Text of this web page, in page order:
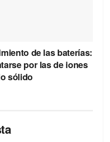
de las baterías:
por las de iones
sólido